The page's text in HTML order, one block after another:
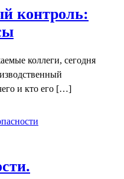
контроль:
коллеги, сегодня
и кто его […]